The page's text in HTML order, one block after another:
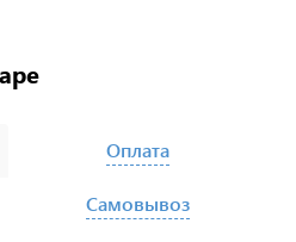
Оплата
Самовывоз